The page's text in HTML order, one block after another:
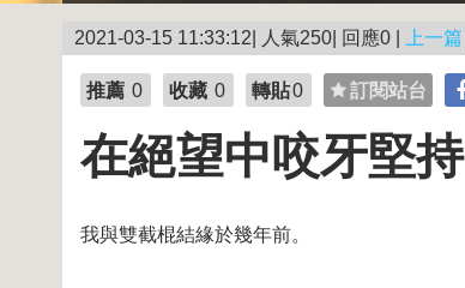
2021-03-15 11:33:12| 人氣250| 回應0 | 上一篇
推薦 0 收藏 0 轉貼0 訂閱站台
在絕望中咬牙堅持
我與雙截棍結緣於幾年前。